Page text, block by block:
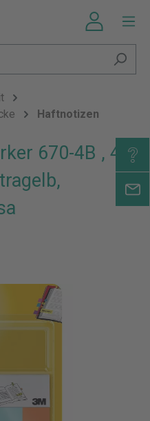
Haftnotizen
670-4B , 4 x